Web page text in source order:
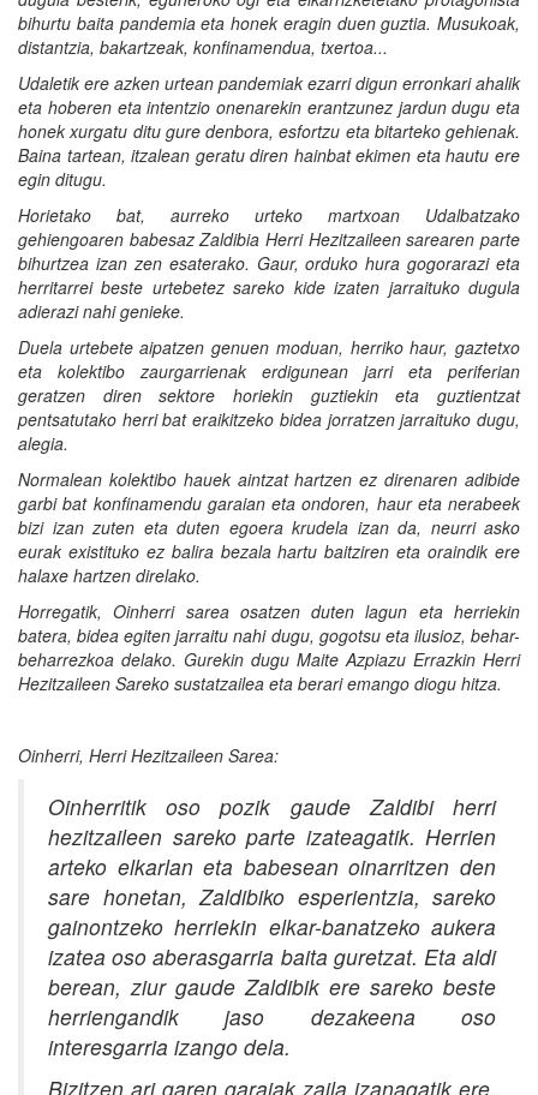
bihurtu baita pandemia eta honek eragin duen guztia. Musukoak,
distantzia, bakartzeak, konfinamendua, txertoa...
Udaletik ere azken urtean pandemiak ezarri digun erronkari ahalik
eta hoberen eta intentzio onenarekin erantzunez jardun dugu eta
honek xurgatu ditu gure denbora, esfortzu eta bitarteko gehienak.
Baina tartean, itzalean geratu diren hainbat ekimen eta hautu ere
egin ditugu.
Horietako bat, aurreko urteko martxoan Udalbatzako
gehiengoaren babesaz Zaldibia Herri Hezitzaileen sarearen parte
bihurtzea izan zen esaterako. Gaur, orduko hura gogorarazi eta
herritarrei beste urtebetez sareko kide izaten jarraituko dugula
adierazi nahi genieke.
Duela urtebete aipatzen genuen moduan, herriko haur, gaztetxo
eta kolektibo zaurgarrienak erdigunean jarri eta periferian
geratzen diren sektore horiekin guztiekin eta guztientzat
pentsatutako herri bat eraikitzeko bidea jorratzen jarraituko dugu,
alegia.
Normalean kolektibo hauek aintzat hartzen ez direnaren adibide
garbi bat konfinamendu garaian eta ondoren, haur eta nerabeek
bizi izan zuten eta duten egoera krudela izan da, neurri asko
eurak existituko ez balira bezala hartu baitziren eta oraindik ere
halaxe hartzen direlako.
Horregatik, Oinherri sarea osatzen duten lagun eta herriekin
batera, bidea egiten jarraitu nahi dugu, gogotsu eta ilusioz, behar-
beharrezkoa delako. Gurekin dugu Maite Azpiazu Errazkin Herri
Hezitzaileen Sareko sustatzailea eta berari emango diogu hitza.
Oinherri, Herri Hezitzaileen Sarea:
Oinherritik oso pozik gaude Zaldibi herri
hezitzaileen sareko parte izateagatik. Herrien
arteko elkarlan eta babesean oinarritzen den
sare honetan, Zaldibiko esperientzia, sareko
gainontzeko herriekin elkar-banatzeko aukera
izatea oso aberasgarria baita guretzat. Eta aldi
berean, ziur gaude Zaldibik ere sareko beste
herriengandik jaso dezakeena oso
interesgarria izango dela.
Bizitzen ari garen garaiak zaila izanagatik ere,